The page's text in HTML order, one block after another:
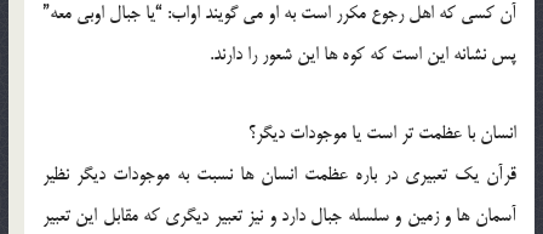
آن کسی که اهل رجوع مکرر است به او می گویند اواب: “یا جبال اوبی معه”
پس نشانه این است که کوه ها این شعور را دارند.
انسان با عظمت تر است یا موجودات دیگر؟
قرآن یک تعبیری در باره عظمت انسان ها نسبت به موجودات دیگر نظیر
آسمان ها و زمین و سلسله جبال دارد و نیز تعبیر دیگری که مقابل این تعبیر